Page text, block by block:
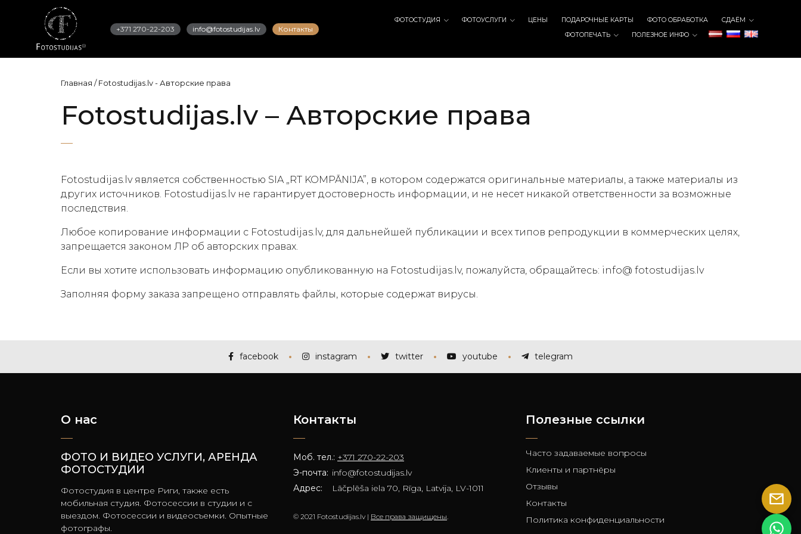
+371 270-22-203 info@fotostudijas.lv Контакты
ФОТОСТУДИЯ ФОТОУСЛУГИ ЦЕНЫ ПОДАРОЧНЫЕ КАРТЫ ФОТО ОБРАБОТКА
СДАЁМ
ФОТОПЕЧАТЬ
ПОЛЕЗНОЕ ИНФО
Главная / Fotostudijas.lv - Авторские права
Fotostudijas.lv – Авторские права
Fotostudijas.lv является собственностью SIA „RT KOMPĀNIJA”, в котором содержатся оригинальные материалы, а также материалы из
других источников. Fotostudijas.lv не гарантирует достоверность информации, и не несет никакой ответственности за возможные
последствия.
Любое копирование информации с Fotostudijas.lv, для дальнейшей публикации и всех типов репродукции в коммерческих целях,
запрещается законом ЛР об авторских правах.
Если вы хотите использовать информацию опубликованную на Fotostudijas.lv, пожалуйста, обращайтесь: info@ fotostudijas.lv
Заполняя форму заказа запрещено отправлять файлы, которые содержат вирусы.
facebook instagram twitter youtube telegram
О нас
ФОТО И ВИДЕО УСЛУГИ, АРЕНДА
ФОТОСТУДИИ
Фотостудия в центре Риги, также есть
мобильная студия. Фотосессии в студии и с
выездом. Фотосессии и видеосъемки. Опытные
фотографы.
Контакты
Моб. тел.: +371 270-22-203
Э-почта: info@fotostudijas.lv
Адрес:
Lāčplēša iela 70, Rīga, Latvija, LV-1011
© 2021 Fotostudijas.lv | Все права защищены.
Полезные ссылки
Часто задаваемые вопросы
Клиенты и партнёры
Отзывы
Контакты
Политика конфиденциальности